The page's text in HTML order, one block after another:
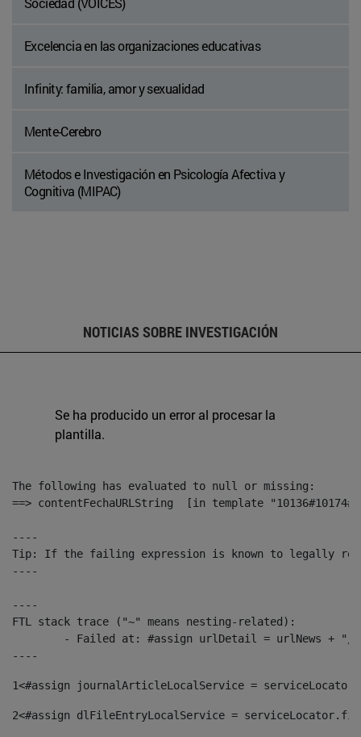
Excelencia en las organizaciones educativas
Infinity: familia, amor y sexualidad
Mente-Cerebro
Métodos e Investigación en Psicología Afectiva y
Cognitiva (MIPAC)
NOTICIAS SOBRE INVESTIGACIÓN
Se ha producido un error al procesar la
plantilla.
The following has evaluated to null or missing:
==> contentFechaURLString  [in template
----
Tip: If the failing expression is known to legally refer
----
----
FTL stack trace ("~" means nesting-related):
----
1<#assign journalArticleLocalService =
2<#assign dlFileEntryLocalService =